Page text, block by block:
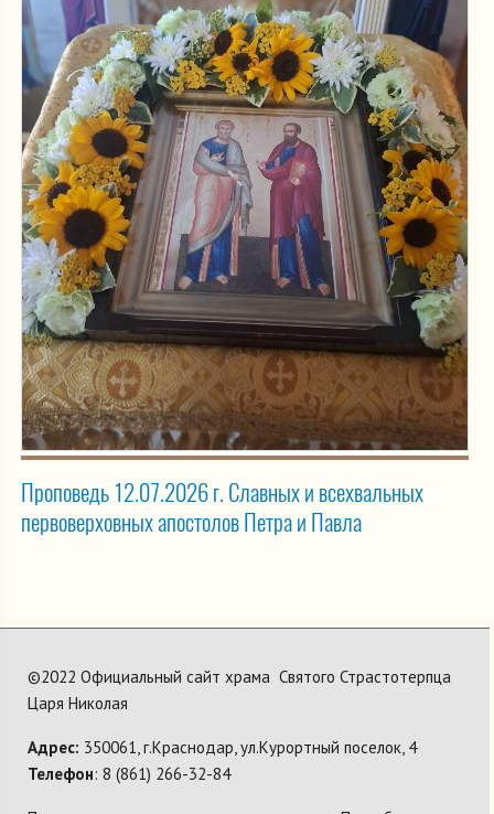
Проповедь 12.07.2026 г. Славных и всехвальных
первоверховных апостолов Петра и Павла
©2022 Официальный сайт храма Святого Страстотерпца
Царя Николая
Адрес: 350061, г.Краснодар, ул.Курортный поселок, 4
Телефон: 8 (861) 266-32-84